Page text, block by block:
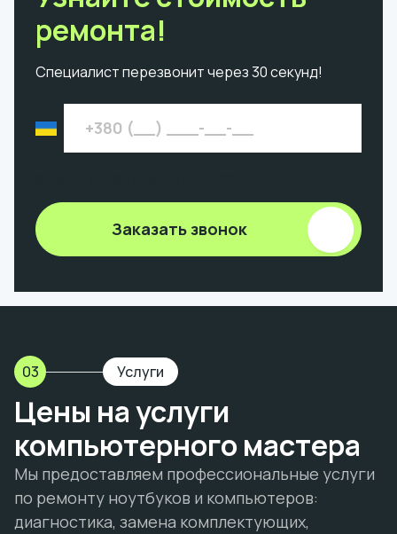
ремонта!
Специалист перезвонит через 30 секунд!
Заказать звонок
03 Услуги
Цены на услуги
компьютерного мастера
Мы предоставляем профессиональные услуги
по ремонту ноутбуков и компьютеров:
диагностика, замена комплектующих,